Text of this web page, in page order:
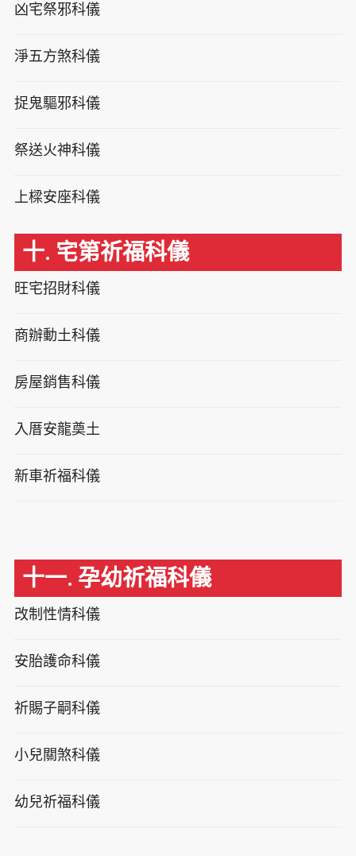
凶宅祭邪科儀
淨五方煞科儀
捉鬼驅邪科儀
祭送火神科儀
上樑安座科儀
十. 宅第祈福科儀
旺宅招財科儀
商辦動土科儀
房屋銷售科儀
入厝安龍奠土
新車祈福科儀
十一. 孕幼祈福科儀
改制性情科儀
安胎護命科儀
祈賜子嗣科儀
小兒關煞科儀
幼兒祈福科儀